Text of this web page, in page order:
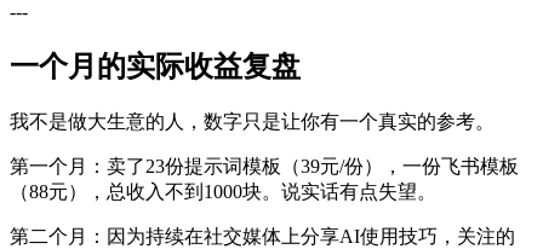
---
一个月的实际收益复盘
我不是做大生意的人，数字只是让你有一个真实的参考。
第一个月：卖了23份提示词模板（39元/份），一份飞书模板
（88元），总收入不到1000块。说实话有点失望。
第二个月：因为持续在社交媒体上分享AI使用技巧，关注的